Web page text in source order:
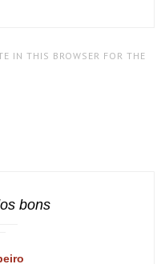
IN THIS BROWSER FOR THE
bons